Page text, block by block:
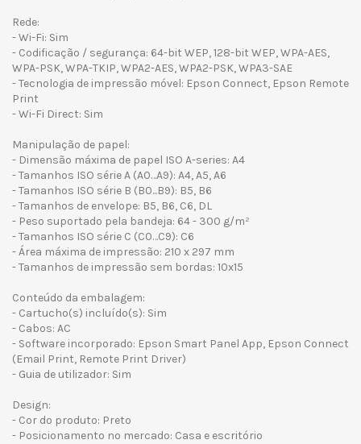
Rede:
- Wi-Fi: Sim
- Codificação / segurança: 64-bit WEP, 128-bit WEP, WPA-AES,
WPA-PSK, WPA-TKIP, WPA2-AES, WPA2-PSK, WPA3-SAE
- Tecnologia de impressão móvel: Epson Connect, Epson Remote
Print
- Wi-Fi Direct: Sim
Manipulação de papel:
- Dimensão máxima de papel ISO A-series: A4
- Tamanhos ISO série A (A0…A9): A4, A5, A6
- Tamanhos ISO série B (B0...B9): B5, B6
- Tamanhos de envelope: B5, B6, C6, DL
- Peso suportado pela bandeja: 64 - 300 g/m²
- Tamanhos ISO série C (C0…C9): C6
- Área máxima de impressão: 210 x 297 mm
- Tamanhos de impressão sem bordas: 10x15
Conteúdo da embalagem:
- Cartucho(s) incluído(s): Sim
- Cabos: AC
- Software incorporado: Epson Smart Panel App, Epson Connect
(Email Print, Remote Print Driver)
- Guia de utilizador: Sim
Design:
- Cor do produto: Preto
- Posicionamento no mercado: Casa e escritório